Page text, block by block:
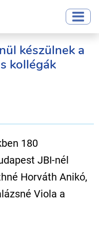
készülnek a
kollégák
180
JBI-nél
Horváth Anikó,
Viola a